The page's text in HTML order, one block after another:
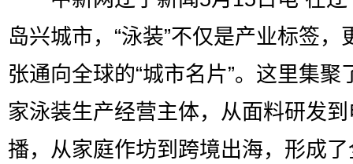
岛兴城市，“泳装”不仅是产业标签，
张通向全球的“城市名片”。这里集聚
家泳装生产经营主体，从面料研发
播，从家庭作坊到跨境出海，形成